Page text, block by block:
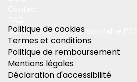
Questionnaire de personnalité PCM
Politique de cookies
Termes et conditions
Politique de remboursement
Mentions légales
Déclaration d'accessibilité